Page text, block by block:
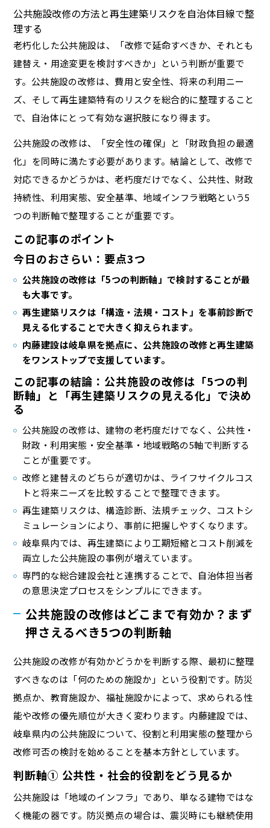
公共施設改修の方法と再生建築リスクを自治体目線で整
理する
老朽化した公共施設は、「改修で延命すべきか、それとも
建替え・用途変更を検討すべきか」という判断が重要で
す。公共施設の改修は、費用と安全性、将来の利用ニー
ズ、そして再生建築特有のリスクを総合的に整理すること
で、自治体にとって有効な選択肢になり得ます。
公共施設の改修は、「安全性の確保」と「財政負担の最適
化」を同時に満たす必要があります。結論として、改修で
対応できるかどうかは、老朽度だけでなく、公共性、財政
持続性、利用実態、安全基準、地域インフラ戦略という5
つの判断軸で整理することが重要です。
この記事のポイント
今日のおさらい：要点3つ
公共施設の改修は「5つの判断軸」で検討することが最
も大事です。
再生建築リスクは「構造・法規・コスト」を事前診断で
見える化することで大きく抑えられます。
内藤建設は岐阜県を拠点に、公共施設の改修と再生建築
をワンストップで支援しています。
この記事の結論：公共施設の改修は「5つの判
断軸」と「再生建築リスクの見える化」で決め
る
公共施設の改修は、建物の老朽度だけでなく、公共性・
財政・利用実態・安全基準・地域戦略の5軸で判断する
ことが重要です。
改修と建替えのどちらが適切かは、ライフサイクルコス
トと将来ニーズを比較することで整理できます。
再生建築リスクは、構造診断、法規チェック、コストシ
ミュレーションにより、事前に把握しやすくなります。
岐阜県内では、再生建築により工期短縮とコスト削減を
両立した公共施設の事例が増えています。
専門的な総合建設会社と連携することで、自治体担当者
の意思決定プロセスをシンプルにできます。
公共施設の改修はどこまで有効か？まず
押さえるべき5つの判断軸
公共施設の改修が有効かどうかを判断する際、最初に整理
すべきなのは「何のための施設か」という役割です。防災
拠点か、教育施設か、福祉施設かによって、求められる性
能や改修の優先順位が大きく変わります。内藤建設では、
岐阜県内の公共施設について、役割と利用実態の整理から
改修可否の検討を始めることを基本方針としています。
判断軸① 公共性・社会的役割をどう見るか
公共施設は「地域のインフラ」であり、単なる建物ではな
く機能の器です。防災拠点の場合は、震災時にも継続使用